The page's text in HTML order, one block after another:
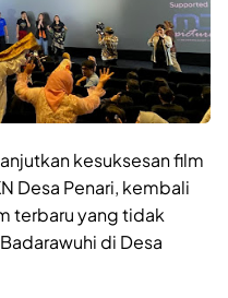
kesuksesan film
Desa Penari, kembali
terbaru yang tidak
di Desa